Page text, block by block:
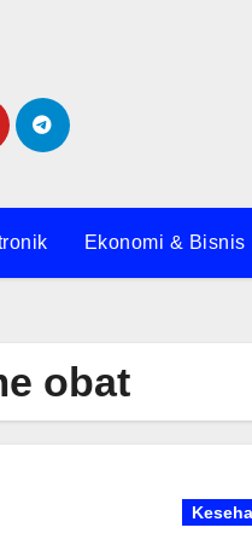
Ekonomi & Bisnis
obat